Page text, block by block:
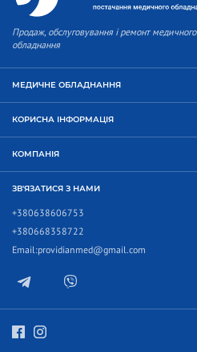
Продаж, обслуговування і ремонт медичного
обладнання
МЕДИЧНЕ ОБЛАДНАННЯ
КОРИСНА ІНФОРМАЦІЯ
КОМПАНІЯ
ЗВ'ЯЗАТИСЯ З НАМИ
+380638606753
+380668358722
Email:providianmed@gmail.com